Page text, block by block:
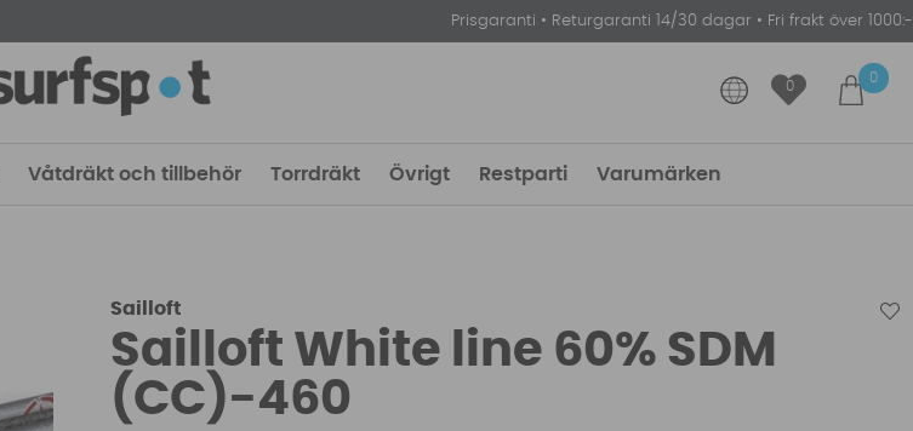
Prisgaranti • Returgaranti 14/30 dagar • Fri frakt över 1000:-
0
0
Våtdräkt och tillbehör Torrdräkt Övrigt Restparti Varumärken
Sailloft
Sailloft White line 60% SDM
(CC)-460